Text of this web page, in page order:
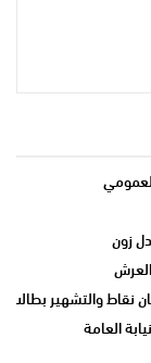
زون
نقاط والتشهير بطالب
العامة